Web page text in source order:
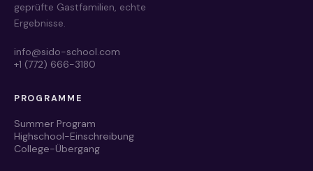
geprüfte Gastfamilien, echte
Ergebnisse.
info@sido-school.com
+1 (772) 666-3180
PROGRAMME
Summer Program
Highschool-Einschreibung
College-Übergang
Online · meistens binnen Sekunden